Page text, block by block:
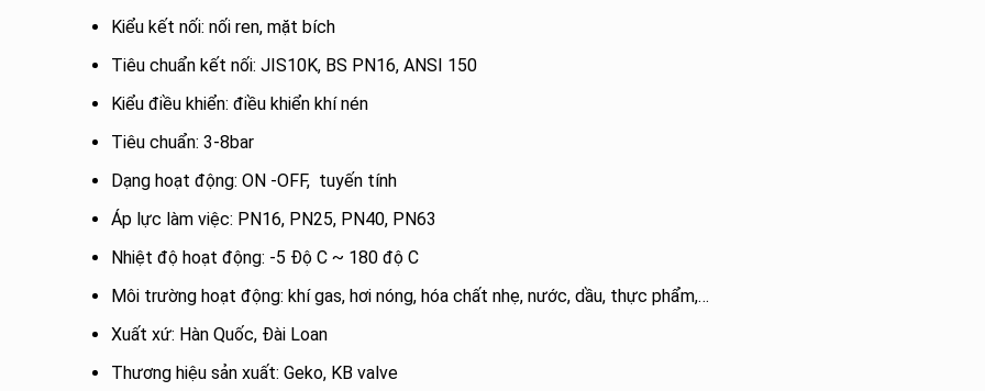
Kiểu kết nối: nối ren, mặt bích
Tiêu chuẩn kết nối: JIS10K, BS PN16, ANSI 150
Kiểu điều khiển: điều khiển khí nén
Tiêu chuẩn: 3-8bar
Dạng hoạt động: ON -OFF, tuyến tính
Áp lực làm việc: PN16, PN25, PN40, PN63
Nhiệt độ hoạt động: -5 Độ C ~ 180 độ C
Môi trường hoạt động: khí gas, hơi nóng, hóa chất nhẹ, nước, dầu, thực phẩm,…
Xuất xứ: Hàn Quốc, Đài Loan
Thương hiệu sản xuất: Geko, KB valve